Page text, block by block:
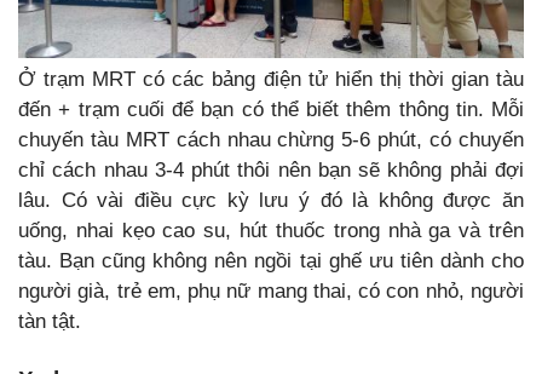
Ở trạm MRT có các bảng điện tử hiển thị thời gian tàu
đến + trạm cuối để bạn có thể biết thêm thông tin. Mỗi
chuyến tàu MRT cách nhau chừng 5-6 phút, có chuyến
chỉ cách nhau 3-4 phút thôi nên bạn sẽ không phải đợi
lâu. Có vài điều cực kỳ lưu ý đó là không được ăn
uống, nhai kẹo cao su, hút thuốc trong nhà ga và trên
tàu. Bạn cũng không nên ngồi tại ghế ưu tiên dành cho
người già, trẻ em, phụ nữ mang thai, có con nhỏ, người
tàn tật.